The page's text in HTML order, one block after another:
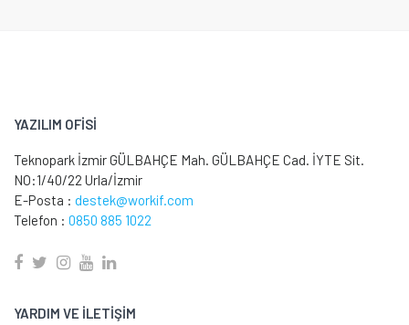
YAZILIM OFİSİ
Teknopark İzmir GÜLBAHÇE Mah. GÜLBAHÇE Cad. İYTE Sit.
NO:1/40/22 Urla/İzmir
E-Posta : destek@workif.com
Telefon : 0850 885 1022
YARDIM VE İLETİŞİM